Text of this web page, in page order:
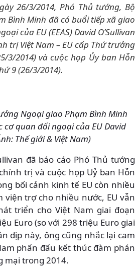
26/3/2014, Phó Thủ tướng, Bộ
Bình Minh đã có buổi tiếp xã giao
của EU (EEAS) David O’Sullivan
trị Việt Nam – EU cấp Thứ trưởng
3/2014) và cuộc họp Ủy ban Hỗn
9 (26/3/2014).
Ngoại giao Phạm Bình Minh
cơ quan đối ngoại của EU David
Thế giới & Việt Nam)
đã báo cáo Phó Thủ tướng
trị và cuộc họp Uỷ ban Hỗn
bối cảnh kinh tế EU còn nhiều
viện trợ cho nhiều nước, EU vẫn
triển cho Việt Nam giai đoạn
Euro (so với 298 triệu Euro giai
dịp này, ông cũng nhắc lại cam
phấn đấu kết thúc đàm phán
mại trong 2014.